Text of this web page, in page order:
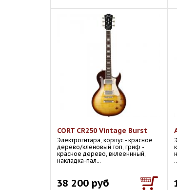
CORT CR250 Vintage Burst
Электрогитара, корпус - красное
дерево/кленовый топ, гриф -
красное дерево, вклееннный,
накладка-пал...
38 200 руб